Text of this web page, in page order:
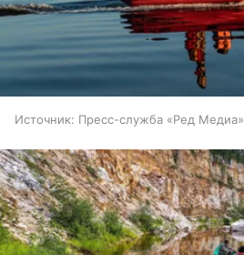
Источник: Пресс-служба «Ред Медиа»